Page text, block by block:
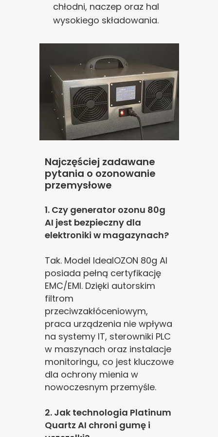
Najczęściej zadawane
pytania o ozonowanie
przemysłowe
1. Czy generator ozonu 80g
AI jest bezpieczny dla
elektroniki w magazynach?
Tak. Model IdealOZON 80g AI
posiada pełną certyfikację
EMC/EMI. Dzięki autorskim
filtrom
przeciwzakłóceniowym,
praca urządzenia nie wpływa
na systemy IT, sterowniki PLC
w maszynach oraz instalacje
monitoringu, co jest kluczowe
dla ochrony mienia w
nowoczesnym przemyśle.
2. Jak technologia Platinum
Quartz AI chroni gumę i
chłodni, naczep oraz hal
wysokiego składowania.
Zgoda na pliki cookie
Cookies to małe pliki danych, które są
przechowywane na Twoim urządzeniu podczas